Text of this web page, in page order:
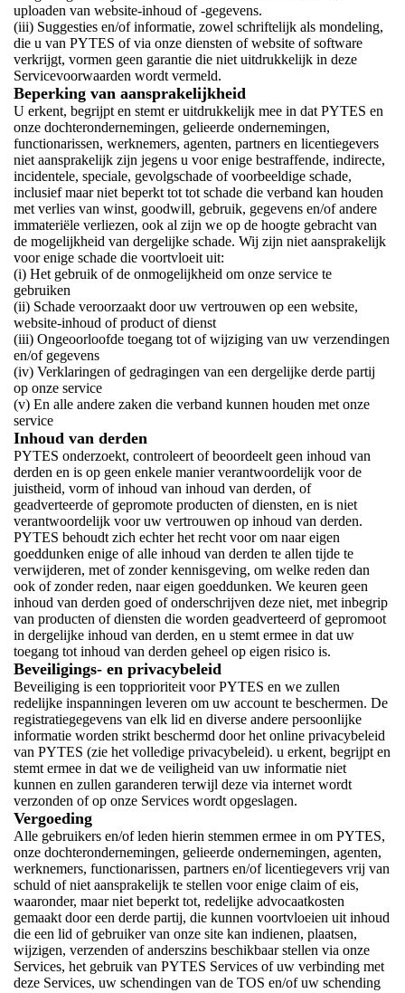
uploaden van website-inhoud of -gegevens.
(iii) Suggesties en/of informatie, zowel schriftelijk als mondeling,
die u van PYTES of via onze diensten of website of software
verkrijgt, vormen geen garantie die niet uitdrukkelijk in deze
Servicevoorwaarden wordt vermeld.
Beperking van aansprakelijkheid
U erkent, begrijpt en stemt er uitdrukkelijk mee in dat PYTES en
onze dochterondernemingen, gelieerde ondernemingen,
functionarissen, werknemers, agenten, partners en licentiegevers
niet aansprakelijk zijn jegens u voor enige bestraffende, indirecte,
incidentele, speciale, gevolgschade of voorbeeldige schade,
inclusief maar niet beperkt tot tot schade die verband kan houden
met verlies van winst, goodwill, gebruik, gegevens en/of andere
immateriële verliezen, ook al zijn we op de hoogte gebracht van
de mogelijkheid van dergelijke schade. Wij zijn niet aansprakelijk
voor enige schade die voortvloeit uit:
(i) Het gebruik of de onmogelijkheid om onze service te
gebruiken
(ii) Schade veroorzaakt door uw vertrouwen op een website,
website-inhoud of product of dienst
(iii) Ongeoorloofde toegang tot of wijziging van uw verzendingen
en/of gegevens
(iv) Verklaringen of gedragingen van een dergelijke derde partij
op onze service
(v) En alle andere zaken die verband kunnen houden met onze
service
Inhoud van derden
PYTES onderzoekt, controleert of beoordeelt geen inhoud van
derden en is op geen enkele manier verantwoordelijk voor de
juistheid, vorm of inhoud van inhoud van derden, of
geadverteerde of gepromote producten of diensten, en is niet
verantwoordelijk voor uw vertrouwen op inhoud van derden.
PYTES behoudt zich echter het recht voor om naar eigen
goeddunken enige of alle inhoud van derden te allen tijde te
verwijderen, met of zonder kennisgeving, om welke reden dan
ook of zonder reden, naar eigen goeddunken. We keuren geen
inhoud van derden goed of onderschrijven deze niet, met inbegrip
van producten of diensten die worden geadverteerd of gepromoot
in dergelijke inhoud van derden, en u stemt ermee in dat uw
toegang tot inhoud van derden geheel op eigen risico is.
Beveiligings- en privacybeleid
Beveiliging is een topprioriteit voor PYTES en we zullen
redelijke inspanningen leveren om uw account te beschermen. De
registratiegegevens van elk lid en diverse andere persoonlijke
informatie worden strikt beschermd door het online privacybeleid
van PYTES (zie het volledige privacybeleid). u erkent, begrijpt en
stemt ermee in dat we de veiligheid van uw informatie niet
kunnen en zullen garanderen terwijl deze via internet wordt
verzonden of op onze Services wordt opgeslagen.
Vergoeding
Alle gebruikers en/of leden hierin stemmen ermee in om PYTES,
onze dochterondernemingen, gelieerde ondernemingen, agenten,
werknemers, functionarissen, partners en/of licentiegevers vrij van
schuld of niet aansprakelijk te stellen voor enige claim of eis,
waaronder, maar niet beperkt tot, redelijke advocaatkosten
gemaakt door een derde partij, die kunnen voortvloeien uit inhoud
die een lid of gebruiker van onze site kan indienen, plaatsen,
wijzigen, verzenden of anderszins beschikbaar stellen via onze
Services, het gebruik van PYTES Services of uw verbinding met
deze Services, uw schendingen van de TOS en/of uw schending